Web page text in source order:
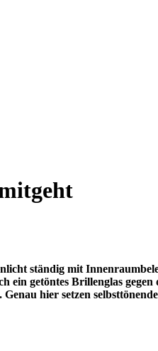
ständig mit
ein getöntes Brillenglas gegen
hier setzen